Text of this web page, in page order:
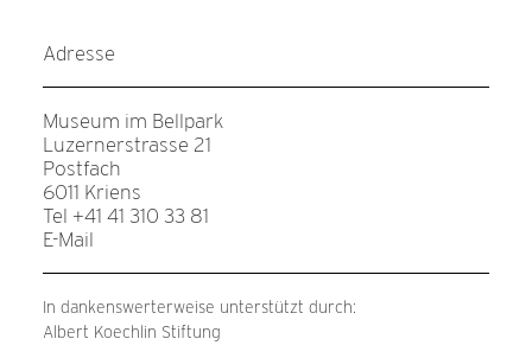
Adresse
Museum im Bellpark
Luzernerstrasse 21
Postfach
6011 Kriens
Tel +41 41 310 33 81
E-Mail
In dankenswerterweise unterstützt durch:
Albert Koechlin Stiftung